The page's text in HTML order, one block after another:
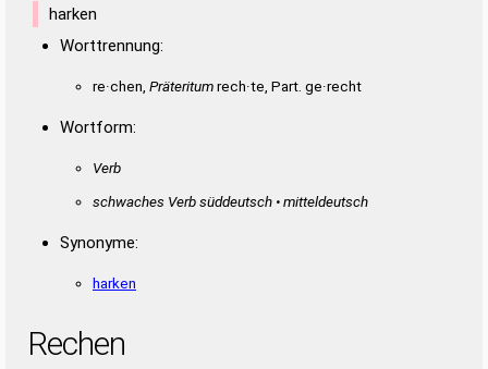
harken
Worttrennung:
re·chen, Präteritumrech·te, Part. ge·recht
Wortform:
Verb
schwaches Verb süddeutsch • mitteldeutsch
Synonyme:
harken
Rechen